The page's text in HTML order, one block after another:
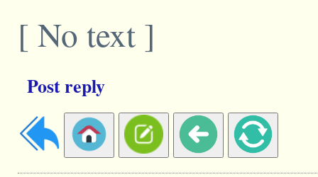
[ No text ]
Post reply